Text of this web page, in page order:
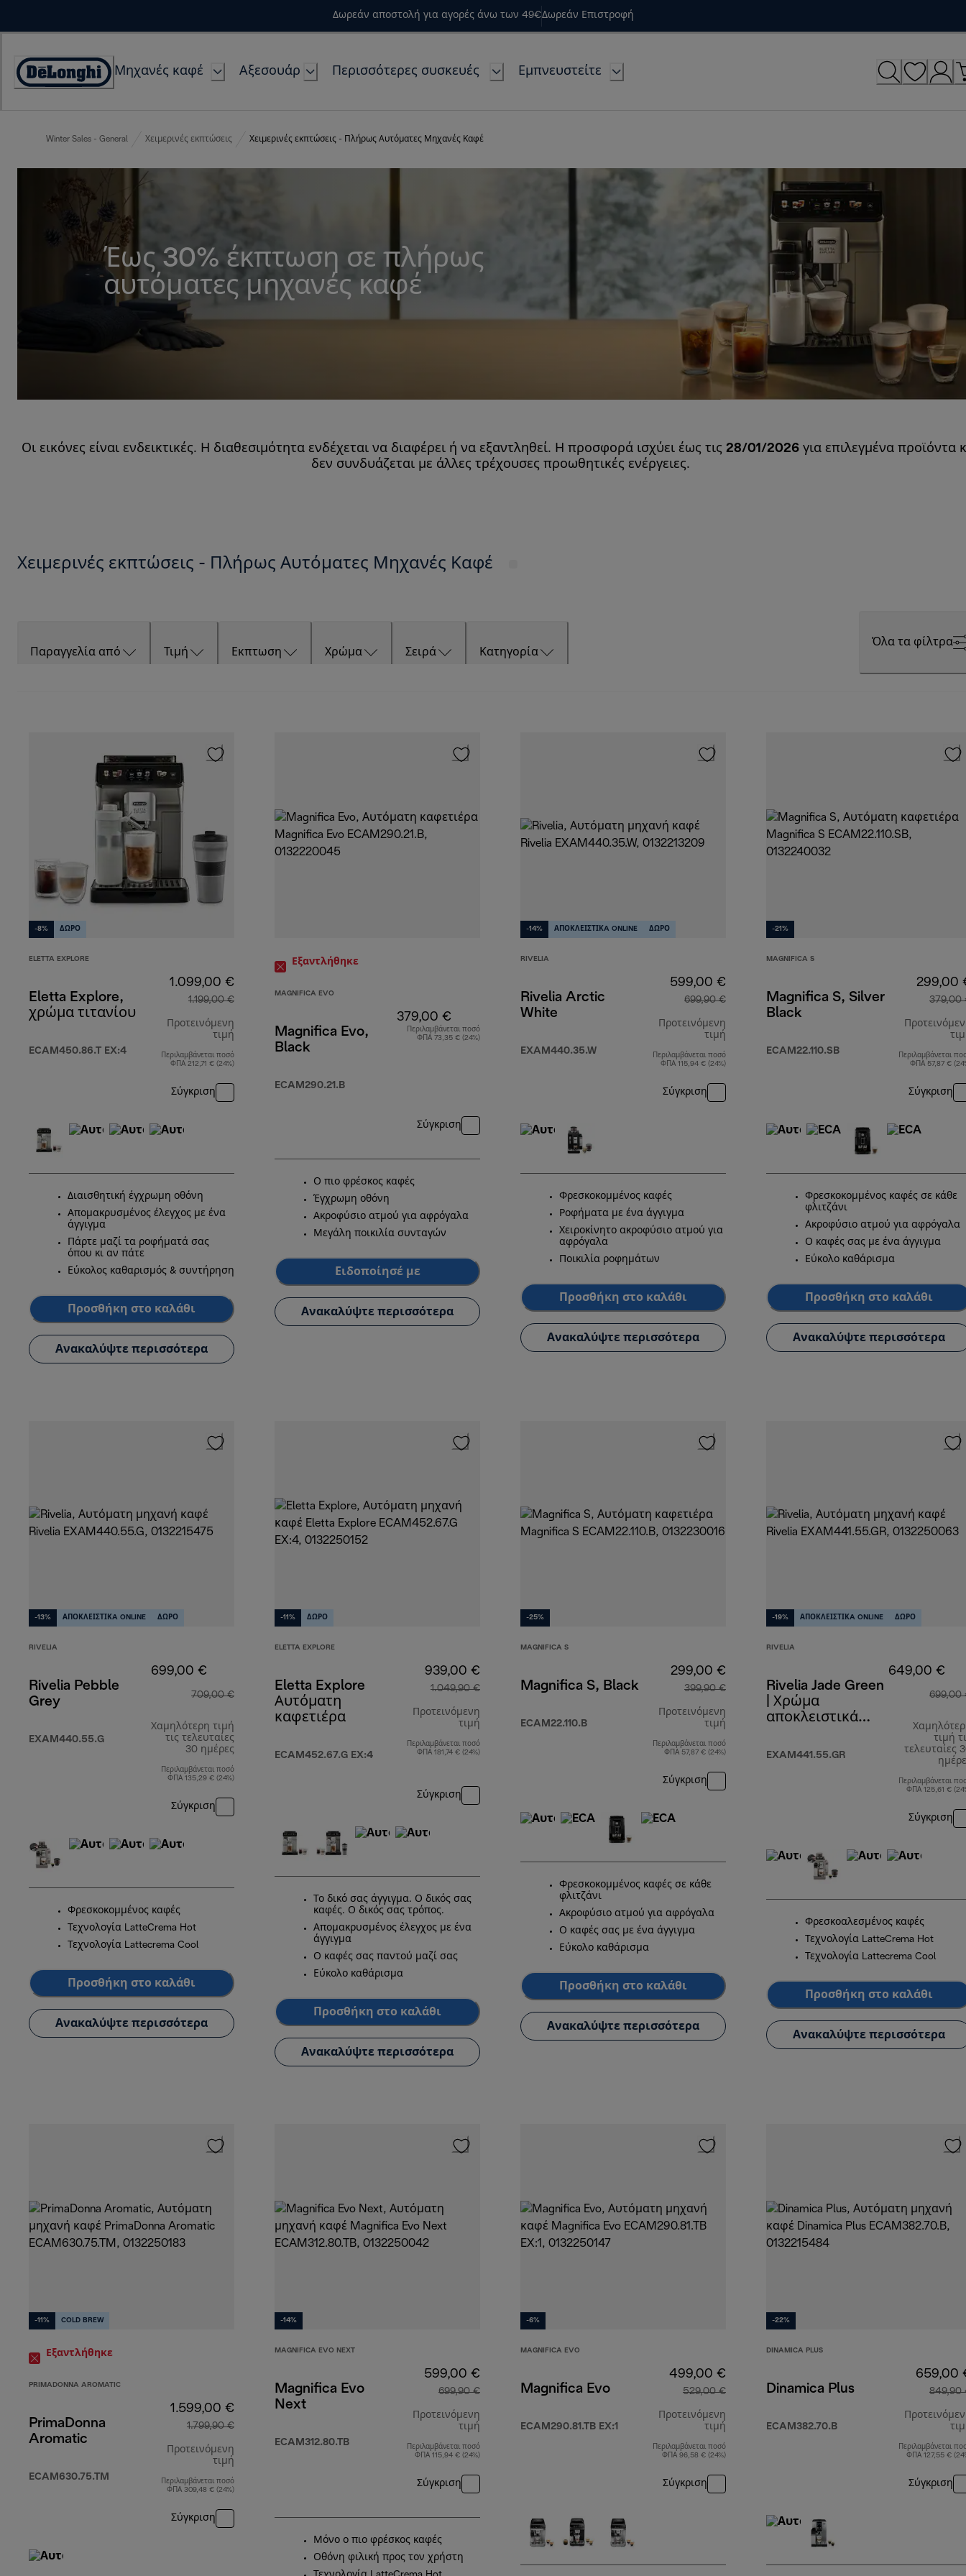
Δωρεάν αποστολή για αγορές άνω των 49€Δωρεάν Επιστροφή
Accessibility
Μηχανές καφέ Αξεσουάρ Περισσότερες συσκευές Εμπνευστείτε
Winter Sales - General Χειμερινές εκπτώσεις Χειμερινές εκπτώσεις - Πλήρως Αυτόματες Μηχανές Καφέ
Έως 30% έκπτωση σε πλήρως
αυτόματες μηχανές καφέ
Οι εικόνες είναι ενδεικτικές. Η διαθεσιμότητα ενδέχεται να διαφέρει ή να εξαντληθεί. Η προσφορά ισχύει έως τις 28/01/2026 για επιλεγμένα προϊόντα
δεν συνδυάζεται με άλλες τρέχουσες προωθητικές ενέργειες.
Χειμερινές εκπτώσεις - Πλήρως Αυτόματες Μηχανές Καφέ
Παραγγελία από Τιμή Εκπτωση Χρώμα Σειρά Κατηγορία
Όλα τα φίλτρα
-8% ΔΩΡΟ
ELETTA EXPLORE
Eletta Explore,
χρώμα τιτανίου
ECAM450.86.T EX:4
1.099,00 €
1.199,00 €
Προτεινόμενη
τιμή
αρχική τιμή 1.199,00 €
Περιλαμβάνεται ποσό
ΦΠΑ 212,71 € (24%)
Σύγκριση
Διαισθητική έγχρωμη οθόνη
Απομακρυσμένος έλεγχος με ένα
άγγιγμα
Πάρτε μαζί τα ροφήματά σας
όπου κι αν πάτε
Εύκολος καθαρισμός & συντήρηση
Προσθήκη στο καλάθι
Ανακαλύψτε περισσότερα
Εξαντλήθηκε
MAGNIFICA EVO
Magnifica Evo,
Black
ECAM290.21.B
379,00 €
Περιλαμβάνεται ποσό
ΦΠΑ 73,35 € (24%)
Σύγκριση
Ο πιο φρέσκος καφές
Έγχρωμη οθόνη
Ακροφύσιο ατμού για αφρόγαλα
Μεγάλη ποικιλία συνταγών
Ειδοποίησέ με
Ανακαλύψτε περισσότερα
-14% ΑΠΟΚΛΕΙΣΤΙΚA ONLINE ΔΩΡΟ
RIVELIA
Rivelia Arctic
White
EXAM440.35.W
599,00 €
699,90 €
Προτεινόμενη
τιμή
αρχική τιμή 699,90 €
Περιλαμβάνεται ποσό
ΦΠΑ 115,94 € (24%)
Σύγκριση
Φρεσκοκομμένος καφές
Ροφήματα με ένα άγγιγμα
Χειροκίνητο ακροφύσιο ατμού για
αφρόγαλα
Ποικιλία ροφημάτων
Προσθήκη στο καλάθι
Ανακαλύψτε περισσότερα
-21%
MAGNIFICA S
Magnifica S, Silver
Black
ECAM22.110.SB
299,00
379,00
Περιλαμβάνεται
ΦΠΑ 57,87 €
Σύγκριση
Φρεσκοκομμένος καφές σε κάθε
φλιτζάνι
Ακροφύσιο ατμού για αφρόγαλα
Ο καφές σας με ένα άγγιγμα
Εύκολο καθάρισμα
Προσθήκη στο καλάθι
Ανακαλύψτε περισσότερα
-13% ΑΠΟΚΛΕΙΣΤΙΚA ONLINE ΔΩΡΟ
RIVELIA
Rivelia Pebble
Grey
EXAM440.55.G
699,00 €
709,00 €
Χαμηλότερη τιμή
τις τελευταίες
30 ημέρες
Περιλαμβάνεται ποσό
ΦΠΑ 135,29 € (24%)
Σύγκριση
Φρεσκοκομμένος καφές
Τεχνολογία LatteCrema Hot
Τεχνολογία Lattecrema Cool
Προσθήκη στο καλάθι
Ανακαλύψτε περισσότερα
-11% ΔΩΡΟ
ELETTA EXPLORE
Eletta Explore
Αυτόματη
καφετιέρα
ECAM452.67.G EX:4
939,00 €
1.049,90 €
Προτεινόμενη
τιμή
αρχική τιμή 1.049,90 €
Περιλαμβάνεται ποσό
ΦΠΑ 181,74 € (24%)
Σύγκριση
Το δικό σας άγγιγμα. Ο δικός σας
καφές. Ο δικός σας τρόπος.
Απομακρυσμένος έλεγχος με ένα
άγγιγμα
Ο καφές σας παντού μαζί σας
Εύκολο καθάρισμα
Προσθήκη στο καλάθι
Ανακαλύψτε περισσότερα
-25%
MAGNIFICA S
Magnifica S, Black
ECAM22.110.B
299,00 €
399,90 €
Προτεινόμενη
τιμή
αρχική τιμή 399,90 €
Περιλαμβάνεται ποσό
ΦΠΑ 57,87 € (24%)
Σύγκριση
Φρεσκοκομμένος καφές σε κάθε
φλιτζάνι
Ακροφύσιο ατμού για αφρόγαλα
Ο καφές σας με ένα άγγιγμα
Εύκολο καθάρισμα
Προσθήκη στο καλάθι
Ανακαλύψτε περισσότερα
-19% ΑΠΟΚΛΕΙΣΤΙΚA ONLINE ΔΩΡΟ
RIVELIA
Rivelia Jade Green
| Χρώμα
αποκλειστικά
EXAM441.55.GR
649,00 €
699,00
τιμή
τελευταίες
Περιλαμβάνεται
ΦΠΑ 125,61 €
Σύγκριση
Φρεσκοαλεσμένος καφές
Τεχνολογία LatteCrema Hot
Τεχνολογία Lattecrema Cool
Προσθήκη στο καλάθι
Ανακαλύψτε περισσότερα
-11% COLD BREW
Εξαντλήθηκε
PRIMADONNA AROMATIC
PrimaDonna
Aromatic
ECAM630.75.TM
1.599,00 €
1.799,90 €
Προτεινόμενη
τιμή
αρχική τιμή 1.799,90 €
Περιλαμβάνεται ποσό
ΦΠΑ 309,48 € (24%)
Σύγκριση
-14%
MAGNIFICA EVO NEXT
Magnifica Evo
Next
ECAM312.80.TB
599,00 €
699,90 €
Προτεινόμενη
τιμή
αρχική τιμή 699,90 €
Περιλαμβάνεται ποσό
ΦΠΑ 115,94 € (24%)
Σύγκριση
Μόνο ο πιο φρέσκος καφές
Οθόνη φιλική προς τον χρήστη
-6%
MAGNIFICA EVO
Magnifica Evo
ECAM290.81.TB EX:1
499,00 €
529,00 €
Προτεινόμενη
τιμή
αρχική τιμή 529,00 €
Περιλαμβάνεται ποσό
ΦΠΑ 96,58 € (24%)
Σύγκριση
-22%
DINAMICA PLUS
Dinamica Plus
ECAM382.70.B
659,00
849,90
Περιλαμβάνεται
ΦΠΑ 127,55 €
Σύγκριση